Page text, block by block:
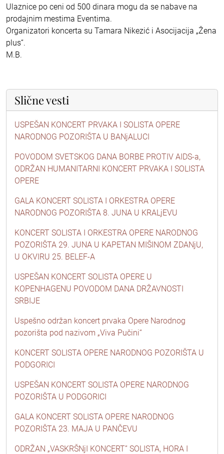
Ulaznice po ceni od 500 dinara mogu da se nabave na
prodajnim mestima Eventima.
Organizatori koncerta su Tamara Nikezić i Asocijacija „Žena
plus“.
M.B.
Slične vesti
USPEŠAN KONCERT PRVAKA I SOLISTA OPERE
NARODNOG POZORIŠTA U BANjALUCI
POVODOM SVETSKOG DANA BORBE PROTIV AIDS-a,
ODRŽAN HUMANITARNI KONCERT PRVAKA I SOLISTA
OPERE
GALA KONCERT SOLISTA I ORKESTRA OPERE
NARODNOG POZORIŠTA 8. JUNA U KRALjEVU
KONCERT SOLISTA I ORKESTRA OPERE NARODNOG
POZORIŠTA 29. JUNA U KAPETAN MIŠINOM ZDANjU,
U OKVIRU 25. BELEF-A
USPEŠAN KONCERT SOLISTA OPERE U
KOPENHAGENU POVODOM DANA DRŽAVNOSTI
SRBIJE
Uspešno održan koncert prvaka Opere Narodnog
pozorišta pod nazivom „Viva Pučini“
KONCERT SOLISTA OPERE NARODNOG POZORIŠTA U
PODGORICI
USPEŠAN KONCERT SOLISTA OPERE NARODNOG
POZORIŠTA U PODGORICI
GALA KONCERT SOLISTA OPERE NARODNOG
POZORIŠTA 23. MAJA U PANČEVU
ODRŽAN „VASKRŠNjI KONCERT” SOLISTA, HORA I